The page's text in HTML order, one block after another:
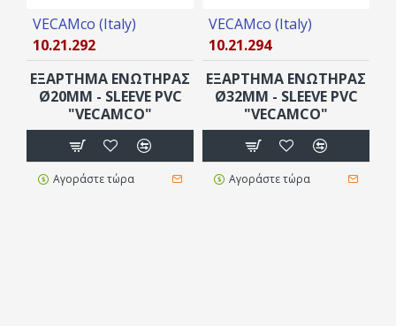
VECAMco (Italy)
10.21.292
EΞAPTHMA ENΩTHPAΣ
Ø20MM - SLEEVE PVC
"VECAMCO"
Αγοράστε τώρα
VECAMco (Italy)
10.21.294
EΞAPTHMA ENΩTHPAΣ
Ø32MM - SLEEVE PVC
"VECAMCO"
Αγοράστε τώρα